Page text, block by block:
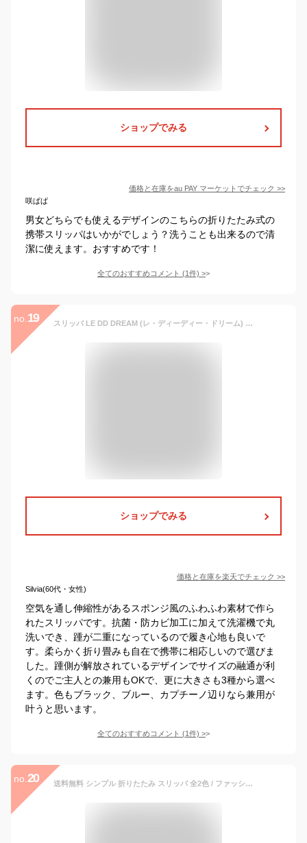
ショップでみる
価格と在庫をau PAY マーケット でチェック >>
咲ぱぱ
男女どちらでも使えるデザインのこちらの折りたたみ式の
携帯スリッパはいかがでしょう？洗うことも出来るので清
潔に使えます。おすすめです！
全てのおすすめコメント (1件) >
no. 19 スリッパ LE DD DREAM (レ・ディーディー・ドリーム) ルーム シューズ 部屋履き 履物 室内履き 履き物 S/M/L
ショップでみる
価格と在庫を楽天でチェック >>
Silvia(60代・女性)
空気を通し伸縮性があるスポンジ風のふわふわ素材で作ら
れたスリッパです。抗菌・防カビ加工に加えて洗濯機で丸
洗いでき、踵が二重になっているので履き心地も良いで
す。柔らかく折り畳みも自在で携帯に相応しいので選びま
した。踵側が解放されているデザインでサイズの融通が利
くのでご主人との兼用もOKで、更に大きさも3種から選べ
ます。色もブラック、ブルー、カプチーノ辺りなら兼用が
叶うと思います。
全てのおすすめコメント (1件) >
no. 20 送料無料 シンプル 折りたたみ スリッパ 全2色 / ファッション ファッション小物 ブラック グレー 入学式 卒業式 学校行事 授業参観 旅行 機内 リラックス 飛行機 出張 ホテル 前開き つま先オープン フリーサイズ 男女兼用 ユニセックス 室内履き 携帯用 ルームシューズ